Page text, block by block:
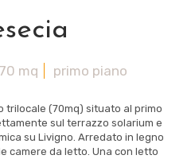
70 mq primo piano
(70mq) situato al primo
sul terrazzo solarium e
su Livigno. Arredato in legno
camere da letto. Una con letto